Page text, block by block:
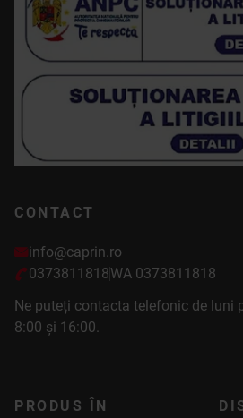
CONTACT
info@caprin.ro
0373811818WA 0373811818
Ne puteți contacta telefonic de luni
8:00 și 16:00.
PRODUS ÎN